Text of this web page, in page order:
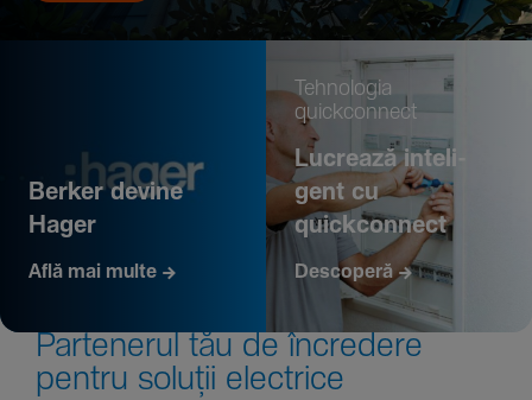
Berker devine
Hager
Află mai multe
Tehno­logia
quickconnect
Lucrează inte­li­
gent cu
quickconnect
Descoperă
Parte­nerul tău de încre­dere
pentru soluții electrice